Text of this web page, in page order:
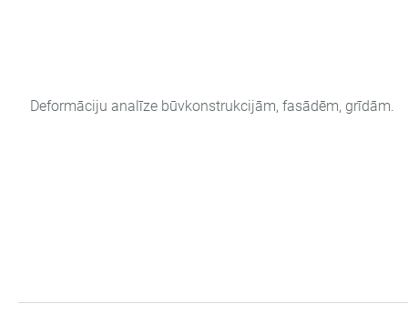
Deformāciju analīze būvkonstrukcijām, fasādēm, grīdām.